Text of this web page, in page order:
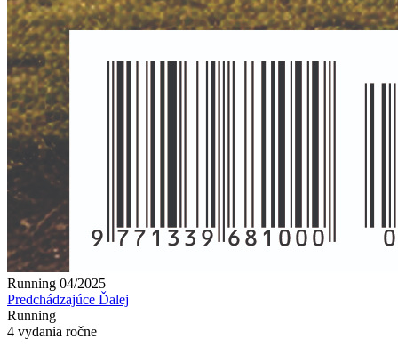
Running 04/2025
Predchádzajúce Ďalej
Running
4 vydania ročne